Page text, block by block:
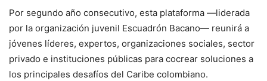
Por segundo año consecutivo, esta plataforma —liderada
por la organización juvenil Escuadrón Bacano— reunirá a
jóvenes líderes, expertos, organizaciones sociales, sector
privado e instituciones públicas para cocrear soluciones a
los principales desafíos del Caribe colombiano.